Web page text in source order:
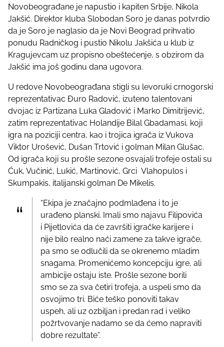
Novobeograđane je napustio i kapiten Srbije, Nikola
Jakšić. Direktor kluba Slobodan Soro je danas potvrdio
da je Soro je naglasio da je Novi Beograd prihvatio
ponudu Radničkog i pustio Nikolu Jakšića u klub iz
Kragujevcam uz propisno obeštećenje, s obzirom da
Jakšić ima još godinu dana ugovora.
U redove Novobeograđana stigli su levoruki crnogorski
reprezentativac Đuro Radović, izuteno talentovani
dvojac iz Partizana Luka Gladović i Marko Dimitrijević,
zatim reprezentativac Holandije Bilal Gbadamasi, koji
igra na poziciji centra, kao i trojica igrača iz Vukova
Viktor Urošević, Dušan Trtović i golman Milan Glušac.
Od igrača koji su prošle sezone osvajali trofeje ostali su
Ćuk, Vučinić, Lukić, Martinović, Grci Vlahopulos i
Skumpakis, italijanski golman De Mikelis.
“Ekipa je značajno podmlađena i to je
urađeno planski. Imali smo najavu Filipovića
i Pijetlovića da će završiti igračke karijere i
nije bilo realno naći zamene za takve igrače,
pa smo se odlučili da se okrenemo mladim
snagama. Promenićemo koncepciju igre, ali
ambicije ostaju iste. Prošle sezone borili
smo se za sva četiri trofeja, a uspeli smo da
osvojimo tri. Biće teško ponoviti takav
uspeh, ali uz ozbiljan i predan rad i veliko
požrtvovanje nadamo se da ćemo napraviti
dobre rezultate”.